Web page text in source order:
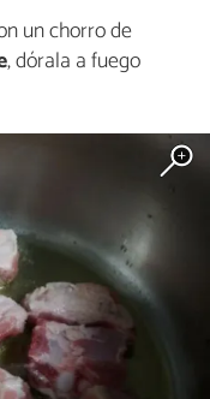
un chorro de
, dórala a fuego